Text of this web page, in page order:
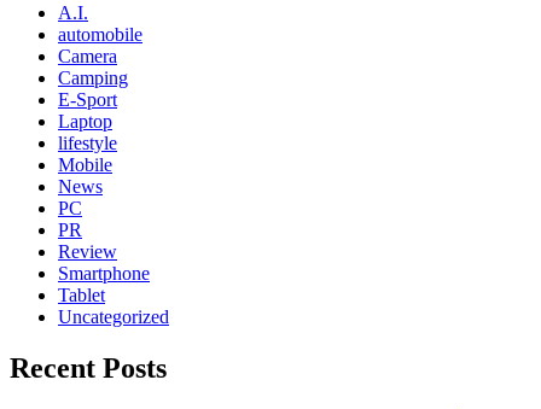
A.I.
automobile
Camera
Camping
E-Sport
Laptop
lifestyle
Mobile
News
PC
PR
Review
Smartphone
Tablet
Uncategorized
Recent Posts